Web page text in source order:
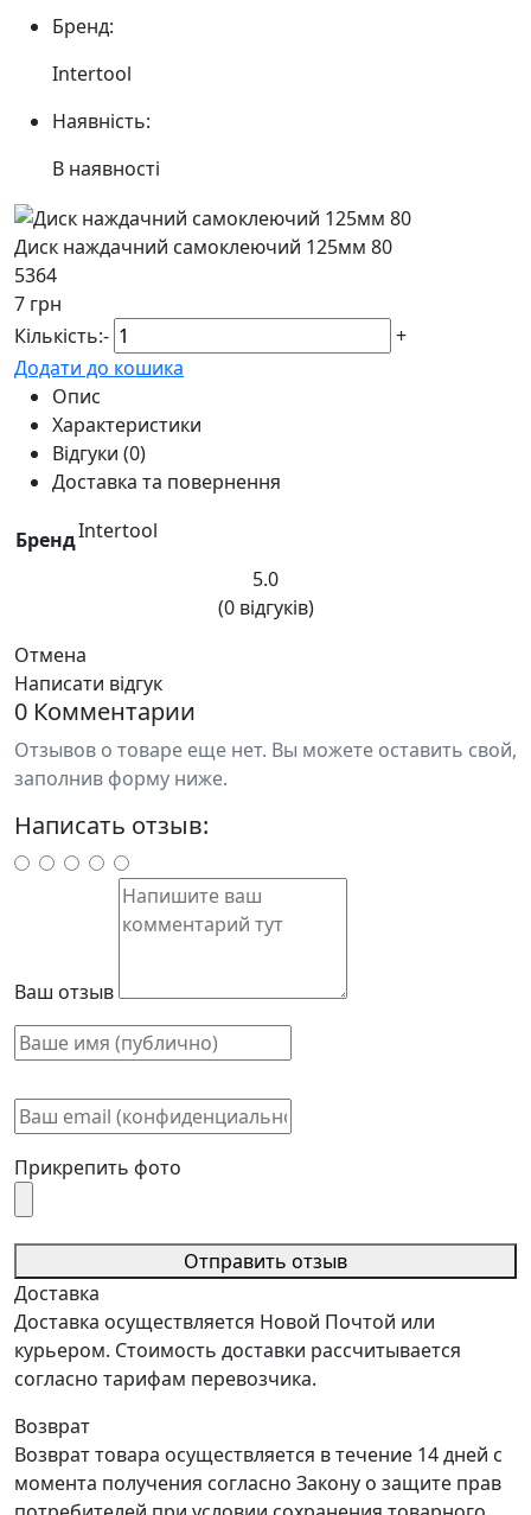
Бренд:
Intertool
Наявність:
В наявності
Диск наждачний самоклеючий 125мм 80
5364
7 грн
Кількість:-
+
Додати до кошика
Опис
Характеристики
Відгуки (0)
Доставка та повернення
БрендIntertool
5.0
(0 відгуків)
Отмена
Написати відгук
0 Комментарии
Отзывов о товаре еще нет. Вы можете оставить свой,
заполнив форму ниже.
Написать отзыв:
Ваш отзыв
Прикрепить фото
Отправить отзыв
Доставка
Доставка осуществляется Новой Почтой или
курьером. Стоимость доставки рассчитывается
согласно тарифам перевозчика.
Возврат
Возврат товара осуществляется в течение 14 дней с
момента получения согласно Закону о защите прав